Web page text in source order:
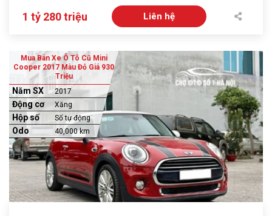
1 tỷ 280 triệu Liên hệ
Mua Bán Xe Ô Tô Cũ Mini
Cooper 2017 Màu Đỏ Giá 930
Triệu
Năm SX 2017
Động cơ Xăng
Hộp số Số tự động
Odo 40,000 km